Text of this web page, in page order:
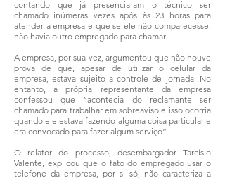
contando que já presenciaram o técnico ser
chamado inúmeras vezes após às 23 horas para
atender a empresa e que se ele não comparecesse,
não havia outro empregado para chamar.
A empresa, por sua vez, argumentou que não houve
prova de que, apesar de utilizar o celular da
empresa, estava sujeito a controle de jornada. No
entanto, a própria representante da empresa
confessou que “acontecia do reclamante ser
chamado para trabalhar em sobreaviso e isso ocorria
quando ele estava fazendo alguma coisa particular e
era convocado para fazer algum serviço”.
O relator do processo, desembargador Tarcísio
Valente, explicou que o fato do empregado usar o
telefone da empresa, por si só, não caracteriza a